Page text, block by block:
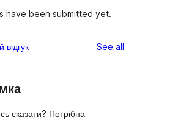
have been submitted yet.
відгук See all
сказати? Потрібна